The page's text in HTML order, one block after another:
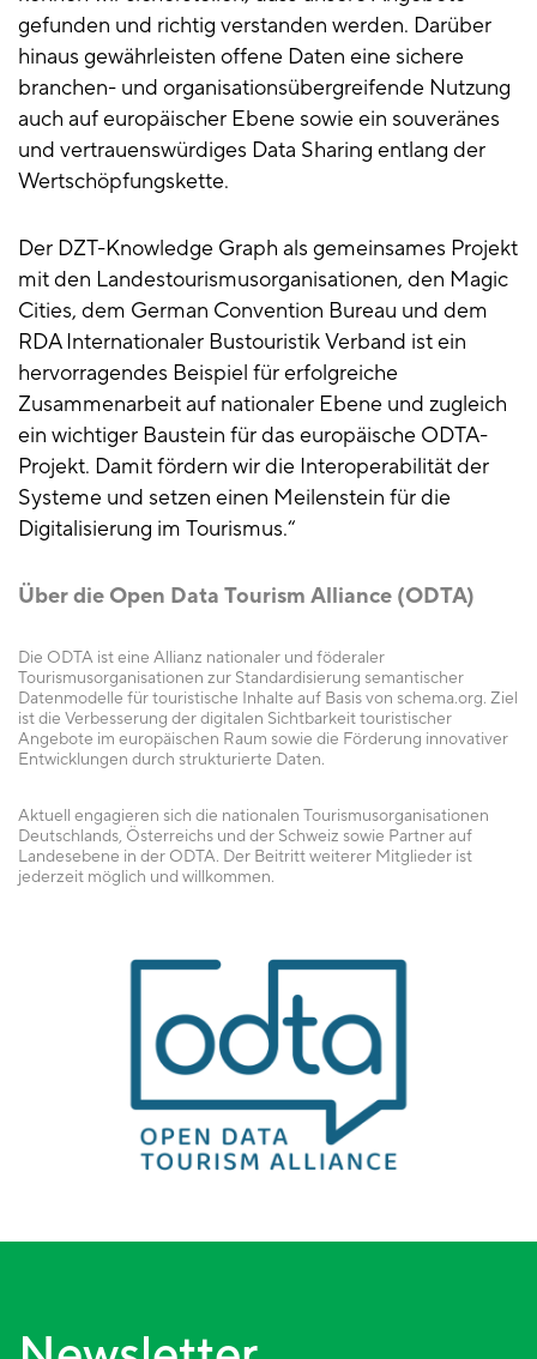
gefunden und richtig verstanden werden. Darüber
hinaus gewährleisten offene Daten eine sichere
branchen- und organisationsübergreifende Nutzung
auch auf europäischer Ebene sowie ein souveränes
und vertrauenswürdiges Data Sharing entlang der
Wertschöpfungskette.
Der DZT-Knowledge Graph als gemeinsames Projekt
mit den Landestourismusorganisationen, den Magic
Cities, dem German Convention Bureau und dem
RDA Internationaler Bustouristik Verband ist ein
hervorragendes Beispiel für erfolgreiche
Zusammenarbeit auf nationaler Ebene und zugleich
ein wichtiger Baustein für das europäische ODTA-
Projekt. Damit fördern wir die Interoperabilität der
Systeme und setzen einen Meilenstein für die
Digitalisierung im Tourismus.“
Über die Open Data Tourism Alliance (ODTA)
Die ODTA ist eine Allianz nationaler und föderaler
Tourismusorganisationen zur Standardisierung semantischer
Datenmodelle für touristische Inhalte auf Basis von schema.org. Ziel
ist die Verbesserung der digitalen Sichtbarkeit touristischer
Angebote im europäischen Raum sowie die Förderung innovativer
Entwicklungen durch strukturierte Daten.
Aktuell engagieren sich die nationalen Tourismusorganisationen
Deutschlands, Österreichs und der Schweiz sowie Partner auf
Landesebene in der ODTA. Der Beitritt weiterer Mitglieder ist
jederzeit möglich und willkommen.